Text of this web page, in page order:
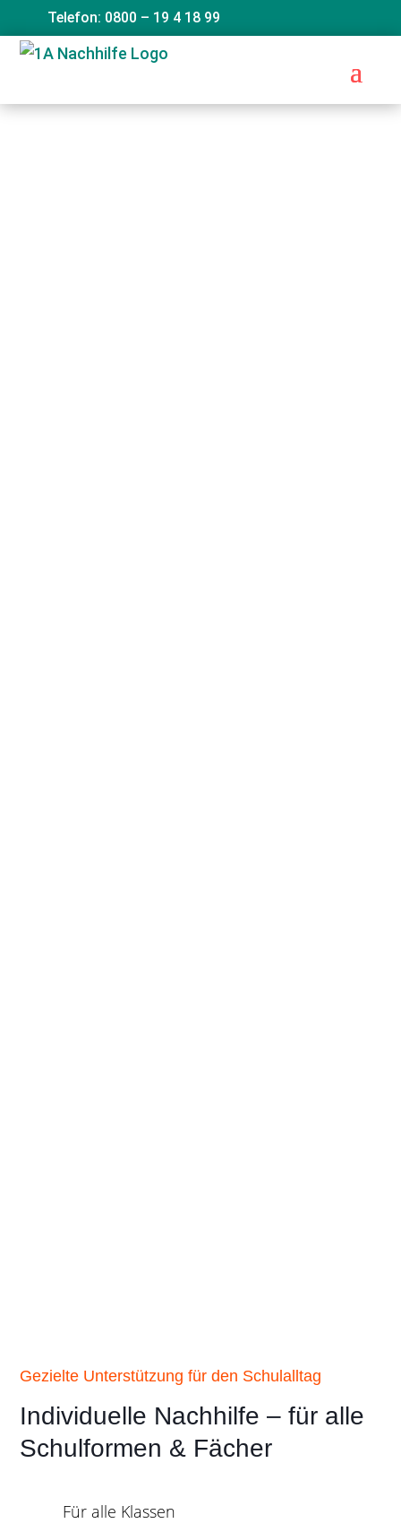
Telefon: 0800 – 19 4 18 99
Gezielte Unterstützung für den Schulalltag
Individuelle Nachhilfe – für alle
Schulformen & Fächer
Für alle Klassen